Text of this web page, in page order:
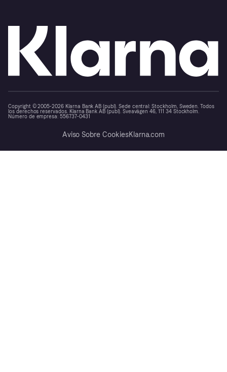
Copyright © 2005-2026 Klarna Bank AB (publ). Sede central: Stockholm, Sweden. Todos
los derechos reservados. Klarna Bank AB (publ). Sveavägen 46, 111 34 Stockholm.
Número de empresa: 556737-0431
Aviso Sobre CookiesKlarna.com